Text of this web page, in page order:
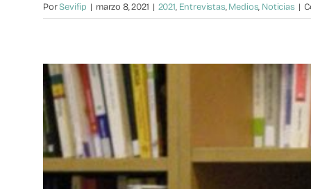
PorSevifip | marzo 8, 2021 | 2021, Entrevistas,Medios, Noticias |